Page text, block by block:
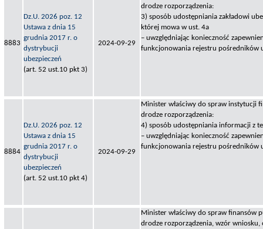
8883
Dz.U. 2026 poz. 12
Ustawa z dnia 15
grudnia 2017 r. o
dystrybucji
ubezpieczeń
(art. 52 ust.10 pkt 3)
2024-09-29
drodze rozporządzenia:
3) sposób udostępniania zakładowi
której mowa w ust. 4a
– uwzględniając konieczność
funkcjonowania rejestru pośredników
8884
Dz.U. 2026 poz. 12
Ustawa z dnia 15
grudnia 2017 r. o
dystrybucji
ubezpieczeń
(art. 52 ust.10 pkt 4)
2024-09-29
Minister właściwy do spraw instytucji
drodze rozporządzenia:
4) sposób udostępniania informacji z
– uwzględniając konieczność
funkcjonowania rejestru pośredników
Minister właściwy do spraw finansów
drodze rozporządzenia, wzór